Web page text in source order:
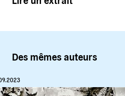
Des mêmes auteurs